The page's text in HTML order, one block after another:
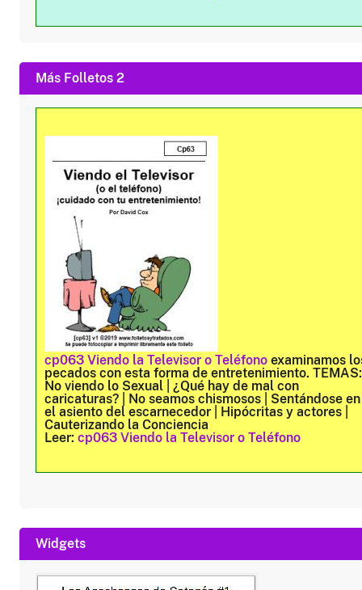
Más Folletos 2
cp063 Viendo la Televisor o Teléfono examinamos
pecados con esta forma de entretenimiento. TEMAS:
No viendo lo Sexual | ¿Qué hay de mal con
caricaturas? | No seamos chismosos | Sentándose en
el asiento del escarnecedor | Hipócritas y actores |
Cauterizando la Conciencia
Leer: cp063 Viendo la Televisor o Teléfono
Widgets